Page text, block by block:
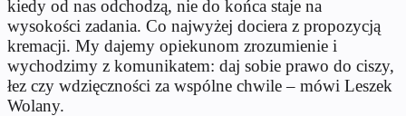
kiedy od nas odchodzą, nie do końca staje na
wysokości zadania. Co najwyżej dociera z propozycją
kremacji. My dajemy opiekunom zrozumienie i
wychodzimy z komunikatem: daj sobie prawo do ciszy,
łez czy wdzięczności za wspólne chwile – mówi Leszek
Wolany.